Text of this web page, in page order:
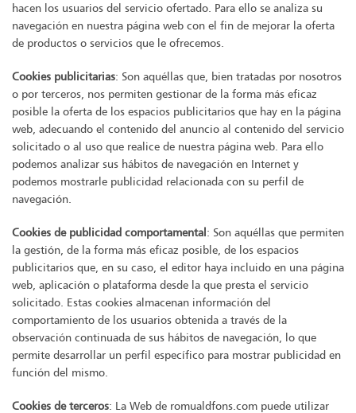
hacen los usuarios del servicio ofertado. Para ello se analiza su
navegación en nuestra página web con el fin de mejorar la oferta
de productos o servicios que le ofrecemos.
Cookies publicitarias: Son aquéllas que, bien tratadas por nosotros
o por terceros, nos permiten gestionar de la forma más eficaz
posible la oferta de los espacios publicitarios que hay en la página
web, adecuando el contenido del anuncio al contenido del servicio
solicitado o al uso que realice de nuestra página web. Para ello
podemos analizar sus hábitos de navegación en Internet y
podemos mostrarle publicidad relacionada con su perfil de
navegación.
Cookies de publicidad comportamental: Son aquéllas que permiten
la gestión, de la forma más eficaz posible, de los espacios
publicitarios que, en su caso, el editor haya incluido en una página
web, aplicación o plataforma desde la que presta el servicio
solicitado. Estas cookies almacenan información del
comportamiento de los usuarios obtenida a través de la
observación continuada de sus hábitos de navegación, lo que
permite desarrollar un perfil específico para mostrar publicidad en
función del mismo.
Cookies de terceros: La Web de romualdfons.com puede utilizar